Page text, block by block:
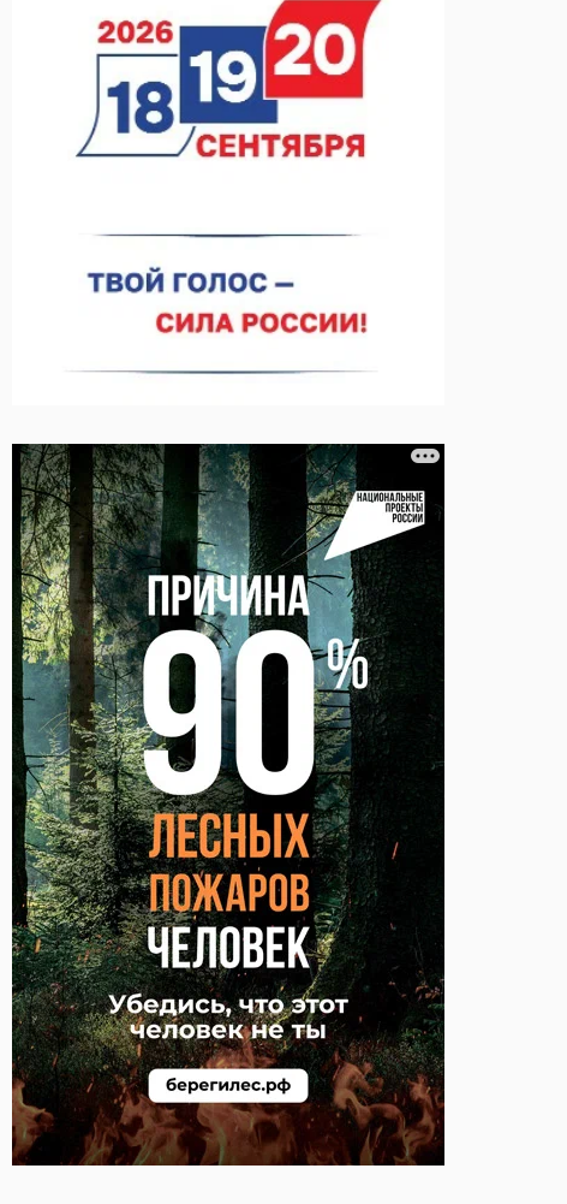
06.08.2026 15:05
Нижегородские хирурги выполнили трансоральную
операцию на щитовидной железе
06.08.2026 15:03